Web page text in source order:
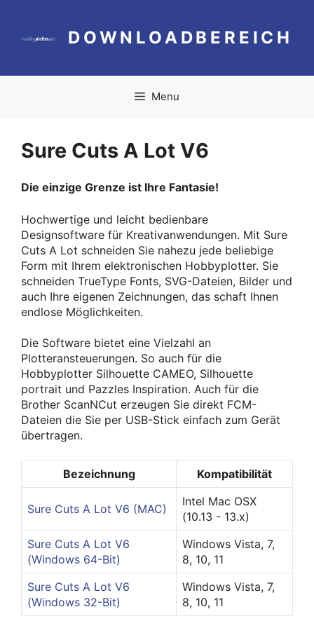
springen
DOWNLOADBEREICH
Menu
Sure Cuts A Lot V6
Die einzige Grenze ist Ihre Fantasie!
Hochwertige und leicht bedienbare
Designsoftware für Kreativanwendungen. Mit Sure
Cuts A Lot schneiden Sie nahezu jede beliebige
Form mit Ihrem elektronischen Hobbyplotter. Sie
schneiden TrueType Fonts, SVG-Dateien, Bilder und
auch Ihre eigenen Zeichnungen, das schaft Ihnen
endlose Möglichkeiten.
Die Software bietet eine Vielzahl an
Plotteransteuerungen. So auch für die
Hobbyplotter Silhouette CAMEO, Silhouette
portrait und Pazzles Inspiration. Auch für die
Brother ScanNCut erzeugen Sie direkt FCM-
Dateien die Sie per USB-Stick einfach zum Gerät
übertragen.
Bezeichnung Kompatibilität
Sure Cuts A Lot V6 (MAC)
Intel Mac OSX
(10.13 - 13.x)
Sure Cuts A Lot V6
(Windows 64-Bit)
Windows Vista, 7,
8, 10, 11
Sure Cuts A Lot V6
(Windows 32-Bit)
Windows Vista, 7,
8, 10, 11